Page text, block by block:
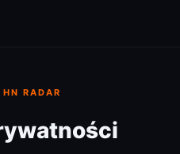
HN RADAR